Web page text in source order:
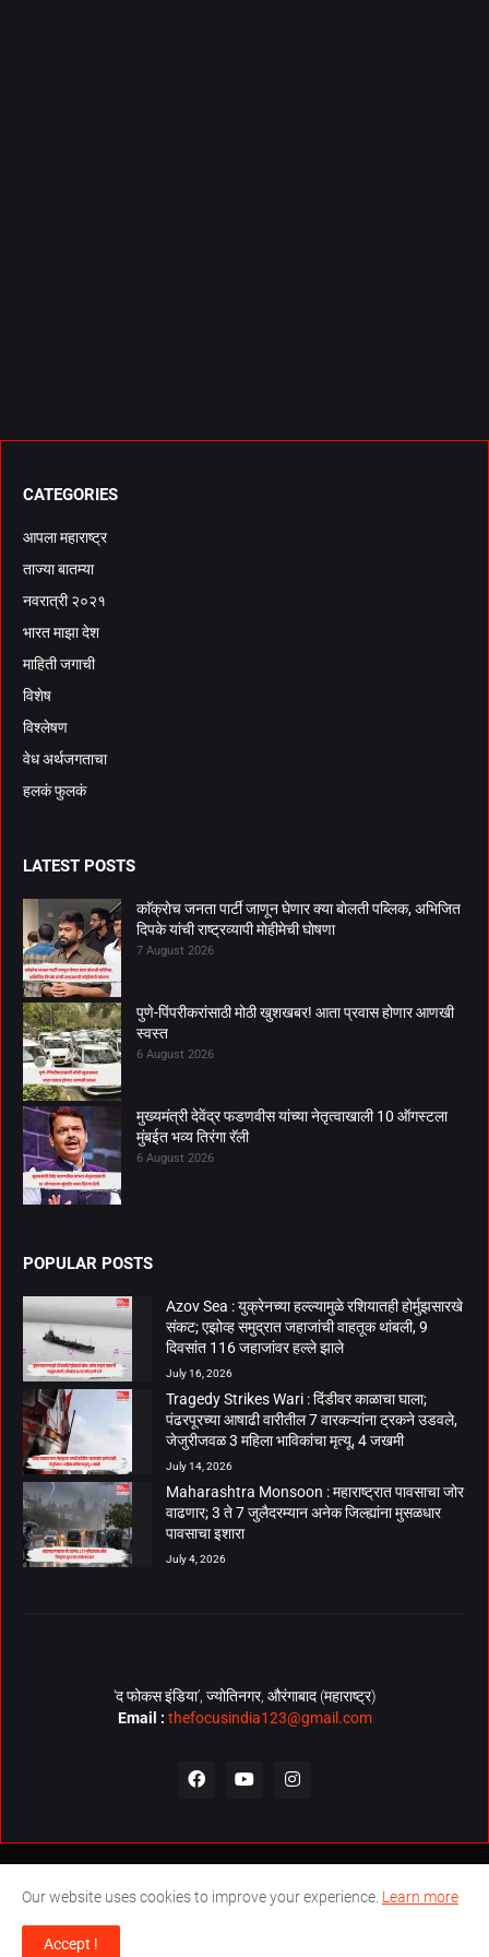
CATEGORIES
आपला महाराष्ट्र
ताज्या बातम्या
नवरात्री २०२१
भारत माझा देश
माहिती जगाची
विशेष
विश्लेषण
वेध अर्थजगताचा
हलकं फुलकं
LATEST POSTS
काॅक्राेच जनता पार्टी जाणून घेणार क्या बाेलती पब्लिक, अभिजित
दिपके यांची राष्ट्रव्यापी माेहीमेची घाेषणा
7 August 2026
पुणे-पिंपरीकरांसाठी मोठी खुशखबर! आता प्रवास होणार आणखी
स्वस्त
6 August 2026
मुख्यमंत्री देवेंद्र फडणवीस यांच्या नेतृत्वाखाली 10 ऑगस्टला
मुंबईत भव्य तिरंगा रॅली
6 August 2026
POPULAR POSTS
Azov Sea : युक्रेनच्या हल्ल्यामुळे रशियातही होर्मुझसारखे
संकट; एझोव्ह समुद्रात जहाजांची वाहतूक थांबली, 9
दिवसांत 116 जहाजांवर हल्ले झाले
July 16, 2026
Tragedy Strikes Wari : दिंडीवर काळाचा घाला;
पंढरपूरच्या आषाढी वारीतील 7 वारकऱ्यांना ट्रकने उडवले,
जेजुरीजवळ 3 महिला भाविकांचा मृत्यू, 4 जखमी
July 14, 2026
Maharashtra Monsoon : महाराष्ट्रात पावसाचा जोर
वाढणार; 3 ते 7 जुलैदरम्यान अनेक जिल्ह्यांना मुसळधार
पावसाचा इशारा
July 4, 2026
‘द फोकस इंडिया’, ज्योतिनगर, औरंगाबाद (महाराष्ट्र)
Email : thefocusindia123@gmail.com
© Copyrights 2026. All Rights Reserved. Technical Support by
About Us Contact Us The Focus India Policy
Our website uses cookies to improve your experience. Learn more
Accept !